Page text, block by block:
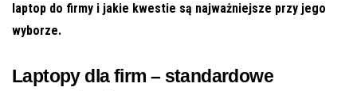
laptop do firmy i jakie kwestie są najważniejsze przy jego
wyborze.
Laptopy dla firm – standardowe